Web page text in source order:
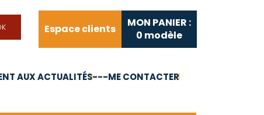
Espace clients
MON PANIER :
0 modèle
AUX ACTUALITÉS---ME CONTACTER